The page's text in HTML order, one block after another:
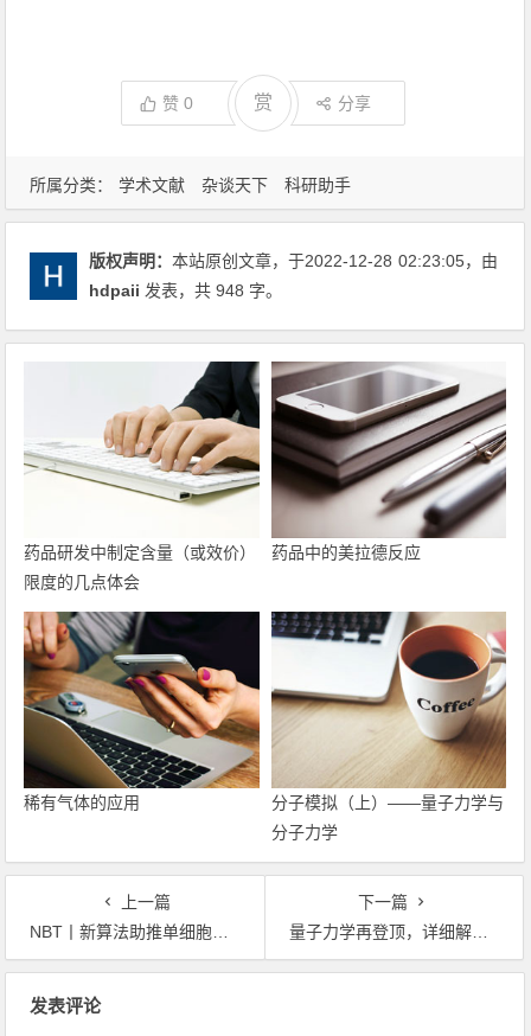
所属分类： 学术文献 杂谈天下 科研助手
赞0 赏 分享
版权声明：本站原创文章，于2022-12-28 02:23:05，由
hdpaii 发表，共 948 字。
药品研发中制定含量（或效价）
限度的几点体会
药品中的美拉德反应
稀有气体的应用
分子模拟（上）——量子力学与
分子力学
上一篇
NBT丨新算法助推单细胞多组学大数据集成分析
下一篇
量子力学再登顶，详细解读2022年物理学诺奖
发表评论